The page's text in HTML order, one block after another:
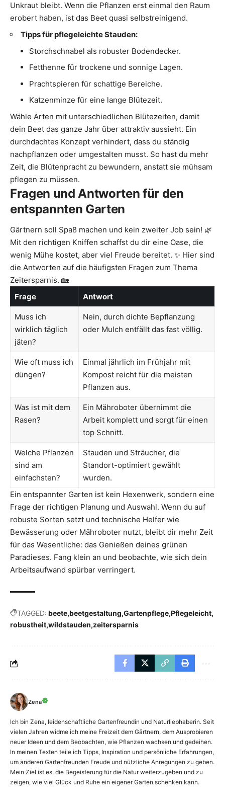
Unkraut bleibt. Wenn die Pflanzen erst einmal den Raum
erobert haben, ist das Beet quasi selbstreinigend.
Tipps für pflegeleichte Stauden:
Storchschnabel als robuster Bodendecker.
Fetthenne für trockene und sonnige Lagen.
Prachtspieren für schattige Bereiche.
Katzenminze für eine lange Blütezeit.
Wähle Arten mit unterschiedlichen Blütezeiten, damit
dein Beet das ganze Jahr über attraktiv aussieht. Ein
durchdachtes Konzept verhindert, dass du ständig
nachpflanzen oder umgestalten musst. So hast du mehr
Zeit, die Blütenpracht zu bewundern, anstatt sie mühsam
pflegen zu müssen.
Fragen und Antworten für den
entspannten Garten
Gärtnern soll Spaß machen und kein zweiter Job sein! 🌿
Mit den richtigen Kniffen schaffst du dir eine Oase, die
wenig Mühe kostet, aber viel Freude bereitet. ✨ Hier sind
die Antworten auf die häufigsten Fragen zum Thema
Zeitersparnis. 🏡
Frage
Antwort
Muss ich
wirklich täglich
jäten?
Nein, durch dichte Bepflanzung
oder Mulch entfällt das fast völlig.
Wie oft muss ich
düngen?
Einmal jährlich im Frühjahr mit
Kompost reicht für die meisten
Pflanzen aus.
Was ist mit dem
Rasen?
Ein Mähroboter übernimmt die
Arbeit komplett und sorgt für einen
top Schnitt.
Welche Pflanzen
sind am
einfachsten?
Stauden und Sträucher, die
Standort-optimiert gewählt
wurden.
Ein entspannter Garten ist kein Hexenwerk, sondern eine
Frage der richtigen Planung und Auswahl. Wenn du auf
robuste Sorten setzt und technische Helfer wie
Bewässerung oder Mähroboter nutzt, bleibt dir mehr Zeit
für das Wesentliche: das Genießen deines grünen
Paradieses. Fang klein an und beobachte, wie sich dein
Arbeitsaufwand spürbar verringert.
TAGGED: beete beetgestaltung Gartenpflege Pflegeleicht
robustheit wildstauden zeitersparnis
Zena
Ich bin Zena, leidenschaftliche Gartenfreundin und Naturliebhaberin. Seit
vielen Jahren widme ich meine Freizeit dem Gärtnern, dem Ausprobieren
neuer Ideen und dem Beobachten, wie Pflanzen wachsen und gedeihen.
In meinen Texten teile ich Tipps, Inspiration und persönliche Erfahrungen,
um anderen Gartenfreunden Freude und nützliche Anregungen zu geben.
Mein Ziel ist es, die Begeisterung für die Natur weiterzugeben und zu
zeigen, wie viel Glück und Ruhe ein eigener Garten schenken kann.